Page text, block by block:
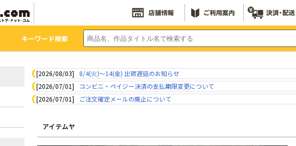
キーワード検索
[2026/08/03]
8/4(火)～14(金) 出荷遅延のお知らせ
[2026/07/01]
コンビニ・ペイジー決済の支払期限変更について
[2026/07/01]
ご注文確定メールの廃止について
アイテムヤ